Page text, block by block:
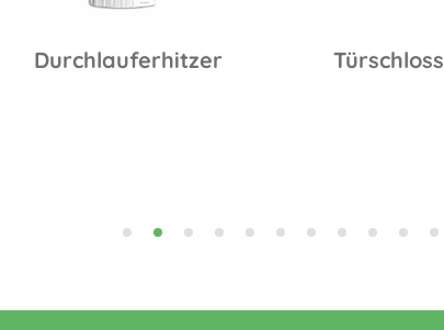
Durchlauferhitzer Türschloss